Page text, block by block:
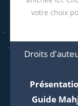
votre choix
Droits
Guide